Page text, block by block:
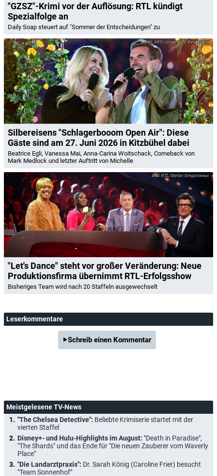
"GZSZ"-Krimi vor der Auflösung: RTL kündigt
Spezialfolge an
Daily Soap steuert auf "Sommer der Entscheidungen" zu
ARD/JürgensTV/Beckmann
Silbereisens "Schlagerbooom Open Air": Diese
Gäste sind am 27. Juni 2026 in Kitzbühel dabei
Beatrice Egli, Vanessa Mai, Anna-Carina Woitschack, Comeback von
Mark Medlock und letzter Auftritt von Michelle
RTL/Stefan Gregorowius
"Let's Dance" steht vor großer Veränderung: Neue
Produktionsfirma übernimmt RTL-Erfolgsshow
Bisheriges Team wird nach 20 Staffeln ausgewechselt
Leserkommentare
Schreib einen Kommentar
Meistgelesene TV-News
"The Chelsea Detective": Beliebte Krimiserie startet mit der
vierten Staffel
Disney+- und Hulu-Highlights im August: "Death in Paradise",
"The Shards" und das Ende für "Die neuen Zauberer vom Waverly
Place"
"Die Landarztpraxis": Dr. Sarah König (Caroline Frier) besucht
"Team Sonnenhof"